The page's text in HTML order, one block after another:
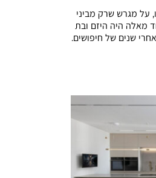
על מגרש שרק מביני
מאלה היה היזם ובת
שנים של חיפושים.